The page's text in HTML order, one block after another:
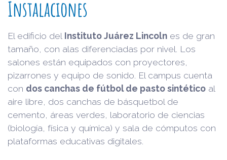
Instalaciones
El edificio del Instituto Juárez Lincoln es de gran
tamaño, con alas diferenciadas por nivel. Los
salones están equipados con proyectores,
pizarrones y equipo de sonido. El campus cuenta
con dos canchas de fútbol de pasto sintético al
aire libre, dos canchas de básquetbol de
cemento, áreas verdes, laboratorio de ciencias
(biología, física y química) y sala de cómputos con
plataformas educativas digitales.